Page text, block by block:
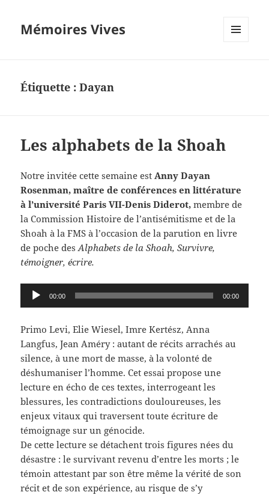
Mémoires Vives
Étiquette :Dayan
Les alphabets de la Shoah
Notre invitée cette semaine estAnny Dayan
Rosenman, maître de conférences en littérature
à l’université Paris VII-Denis Diderot,membre de
la Commission Histoire de l’antisémitisme et de la
Shoah à la FMS à l’occasion de la parution en livre
de poche desAlphabets de la Shoah, Survivre,
témoigner, écrire.
Lecteur
audio
00:00 00:00
Primo Levi, Elie Wiesel, Imre Kertész, Anna
Langfus, Jean Améry : autant de récits arrachés au
silence, à une mort de masse, à la volonté de
déshumaniser l’homme. Cet essai propose une
lecture en écho de ces textes, interrogeant les
blessures, les contradictions douloureuses, les
enjeux vitaux qui traversent toute écriture de
témoignage sur un génocide.
De cette lecture se détachent trois figures nées du
désastre : le survivant revenu d’entre les morts ; le
témoin attestant par son être même la vérité de son
récit et de son expérience, au risque de s’y